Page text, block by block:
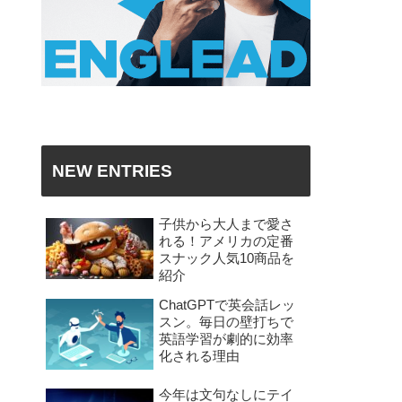
NEW ENTRIES
子供から大人まで愛さ
れる！アメリカの定番
スナック人気10商品を
紹介
ChatGPTで英会話レッ
スン。毎日の壁打ちで
英語学習が劇的に効率
化される理由
今年は文句なしにテイ